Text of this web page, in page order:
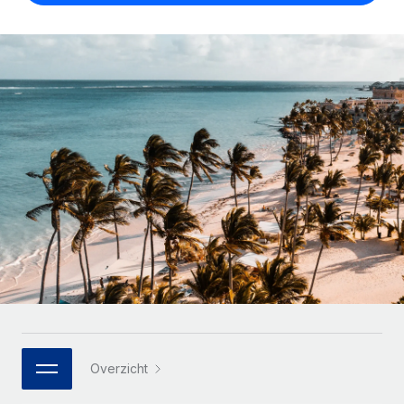
Zzp'ers internationaal onboarden en beheren
INFRASTRUCTUUR
Remote Embedded
HR naadloos in workflows integreren
Platform
Ingebouwde essentiële HR-functies voor je team
Verbinden Nieuw
AI-tools koppelen aan Remote met onze MCP
Integraties
Processen stroomlijnen met essentiële zakelijke tools
Start-ups
Flexibele global HR en payroll solutions voor groeiende
bedrijven
Mid-market
Teams uitbreiden met HR solutions op maat
Enterprise
Global HR voor grote bedrijven
WERK MET ONS SAMEN
Integreer global HR flexibel in je platform
Een partner worden
Ontdek valuta-opties en betaalsnelheden voor
LEREN MET REMOTE
Onderzoek en gidsen
Casestudy's
HR-woordenlijst
Checklists en templates
Bibliotheek met functiebeschrijvingen
Webinars
Evenementen
Nederlands
Français
Deutsch
Español
Italiano
Português (Portugal)
日本語
한국어
Overzicht